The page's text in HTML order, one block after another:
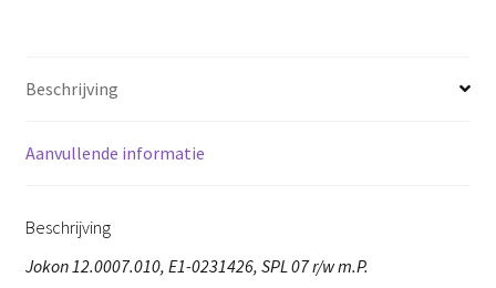
Beschrijving
Aanvullende informatie
Beschrijving
Jokon 12.0007.010, E1-0231426, SPL 07 r/w m.P.